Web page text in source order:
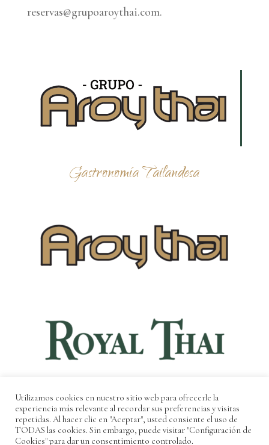
reservas@grupoaroythai.com.
Gastronomía Tailandesa
Utilizamos cookies en nuestro sitio web para ofrecerle la
experiencia más relevante al recordar sus preferencias y visitas
repetidas. Al hacer clic en "Aceptar", usted consiente el uso de
TODAS las cookies. Sin embargo, puede visitar "Configuración de
Cookies" para dar un consentimiento controlado.